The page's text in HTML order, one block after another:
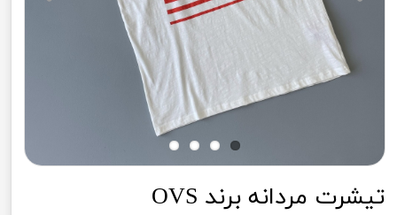
تیشرت مردانه برند OVS